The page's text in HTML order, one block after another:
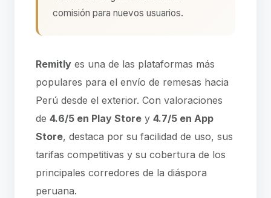
comisión para nuevos usuarios.
Remitly es una de las plataformas más
populares para el envío de remesas hacia
Perú desde el exterior. Con valoraciones
de 4.6/5 en Play Store y 4.7/5 en App
Store, destaca por su facilidad de uso, sus
tarifas competitivas y su cobertura de los
principales corredores de la diáspora
peruana.